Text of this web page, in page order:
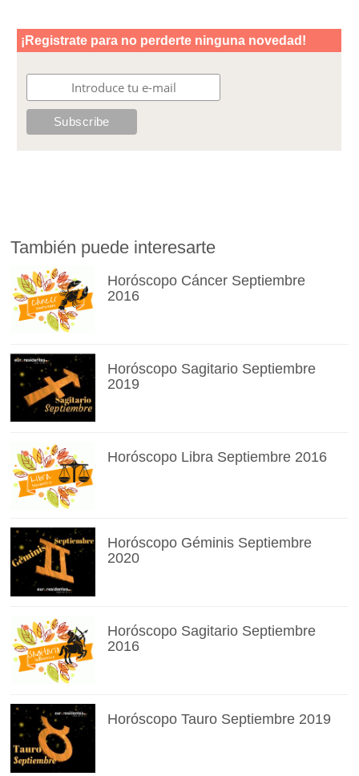
También puede interesarte
Horóscopo Cáncer Septiembre
2016
Horóscopo Sagitario Septiembre
2019
Horóscopo Libra Septiembre 2016
Horóscopo Géminis Septiembre
2020
Horóscopo Sagitario Septiembre
2016
Horóscopo Tauro Septiembre 2019